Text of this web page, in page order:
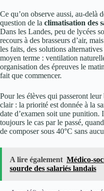
Ce qu’on observe aussi, au-delà
question de la climatisation des
Dans les Landes, peu de lycées
recours à des brasseurs d’air,
les faits, des solutions
moyen terme : ventilation
organisation des épreuves le
fait que commencer.
Pour les élèves qui passeront
clair : la priorité est donnée à la
date d’examen soit une punition.
toujours le cas par le passé,
de composer sous 40°C sans
A lire également Médico-
sourde des salariés landais